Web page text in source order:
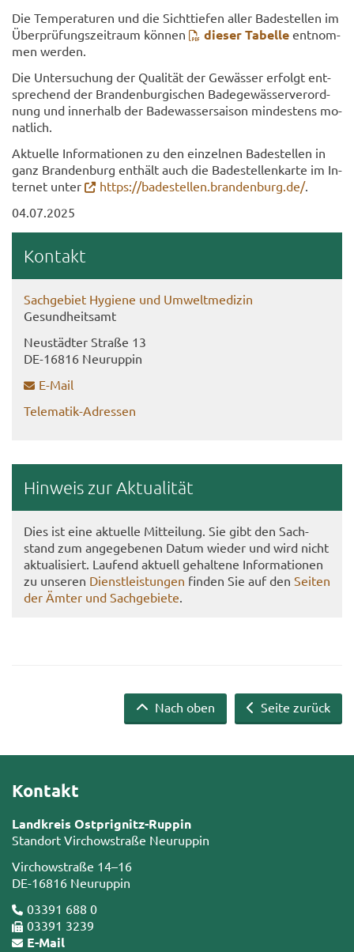
Die Tem­pe­ra­tu­ren und die Sicht­tie­fen aller Ba­de­stel­len im
Über­prü­fungs­zeit­raum kön­nen
die­ser Ta­bel­le ent­nom­
men wer­den.
Die Un­ter­su­chung der Qua­li­tät der Ge­wäs­ser er­folgt ent­
spre­chend der Bran­den­bur­gi­schen Ba­de­ge­wäs­ser­ver­ord­
nung und in­ner­halb der Ba­de­was­ser­sai­son min­des­tens mo­
nat­lich.
Ak­tu­el­le In­for­ma­tio­nen zu den ein­zel­nen Ba­de­stel­len in
ganz Bran­den­burg ent­hält auch die Ba­de­stel­len­kar­te im In­
ter­net unter
https://ba­de­stel­len.bran­den­burg.de/.
04.07.2025
Kon­takt
Sach­ge­biet Hy­gie­ne und Um­welt­me­di­zin
Ge­sund­heits­amt
Neu­städ­ter Stra­ße 13
DE-​16816 Neu­rup­pin
E-​Mail
Telematik-​Adressen
Hin­weis zur Ak­tua­li­tät
Dies ist eine ak­tu­el­le Mit­tei­lung. Sie gibt den Sach­
stand zum an­ge­ge­be­nen Datum wie­der und wird nicht
ak­tua­li­siert. Lau­fend ak­tu­ell ge­hal­te­ne In­for­ma­tio­nen
zu un­se­ren Dienst­leis­tun­gen fin­den Sie auf den Sei­ten
der Ämter und Sach­ge­bie­te.
Seite zurück
Nach oben
Kontakt
Landkreis Ostprignitz-Ruppin
Standort Virchowstraße Neuruppin
Virchowstraße 14–16
DE-16816 Neuruppin
03391 688 0
03391 3239
E-Mail